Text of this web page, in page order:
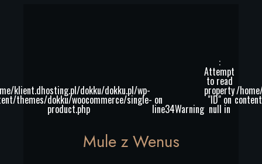
klient.dhosting.pl/dokku/dokku.pl/wp-
themes/dokku/woocommerce/single-
product.php
on
line34Warning
:
Attempt
to read
property
"ID" on
null in
/
Mule z Wenus